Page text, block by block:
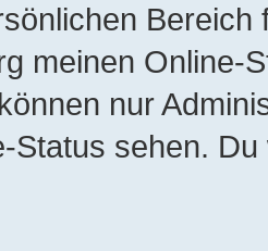
meinen Online-
nur
Status sehen.